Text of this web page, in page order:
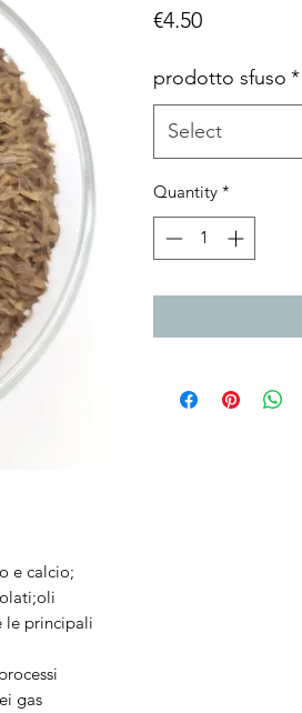
e calcio;
le principali
gas
€4.50Price
prodotto sfuso *
Select
Quantity *